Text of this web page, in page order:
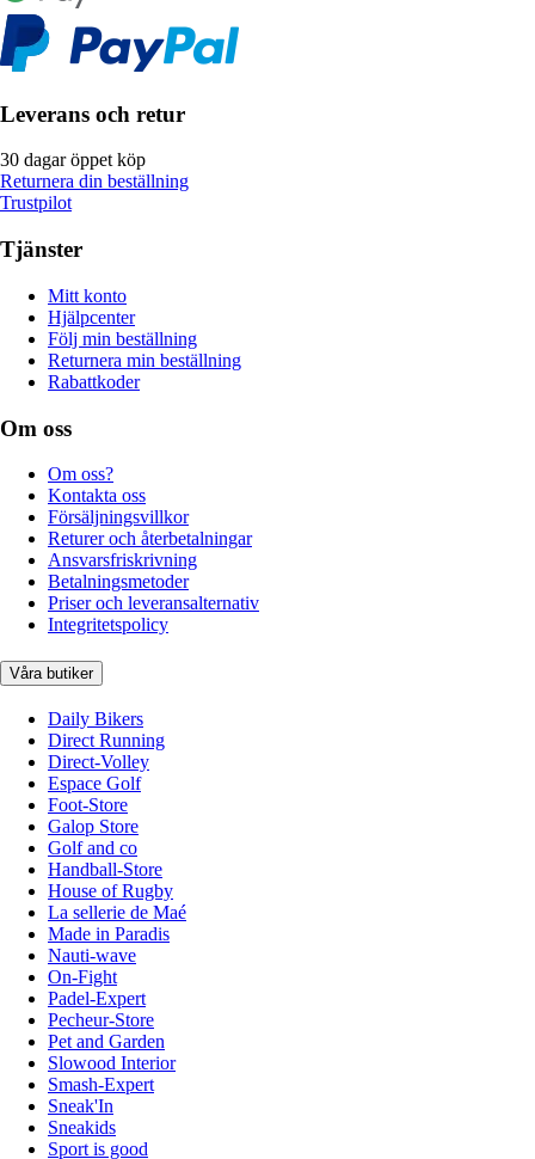
Leverans och retur
30 dagar öppet köp
Returnera din beställning
Trustpilot
Tjänster
Mitt konto
Hjälpcenter
Följ min beställning
Returnera min beställning
Rabattkoder
Om oss
Om oss?
Kontakta oss
Försäljningsvillkor
Returer och återbetalningar
Ansvarsfriskrivning
Betalningsmetoder
Priser och leveransalternativ
Integritetspolicy
Våra butiker
Daily Bikers
Direct Running
Direct-Volley
Espace Golf
Foot-Store
Galop Store
Golf and co
Handball-Store
House of Rugby
La sellerie de Maé
Made in Paradis
Nauti-wave
On-Fight
Padel-Expert
Pecheur-Store
Pet and Garden
Slowood Interior
Smash-Expert
Sneak'In
Sneakids
Sport is good